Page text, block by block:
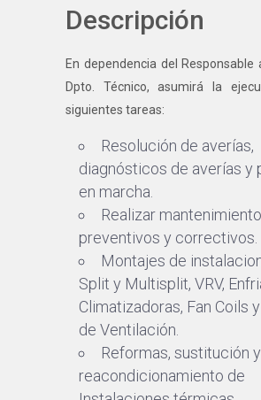
Descripción
En dependencia del Responsable
Dpto. Técnico, asumirá la
siguientes tareas:
Resolución de averías,
diagnósticos de averías y
en marcha.
Realizar
preventivos y correctivos.
Montajes de
Split y Multisplit, VRV,
Climatizadoras, Fan Coils
de Ventilación.
Reformas, sustitución y
reacondicionamiento de